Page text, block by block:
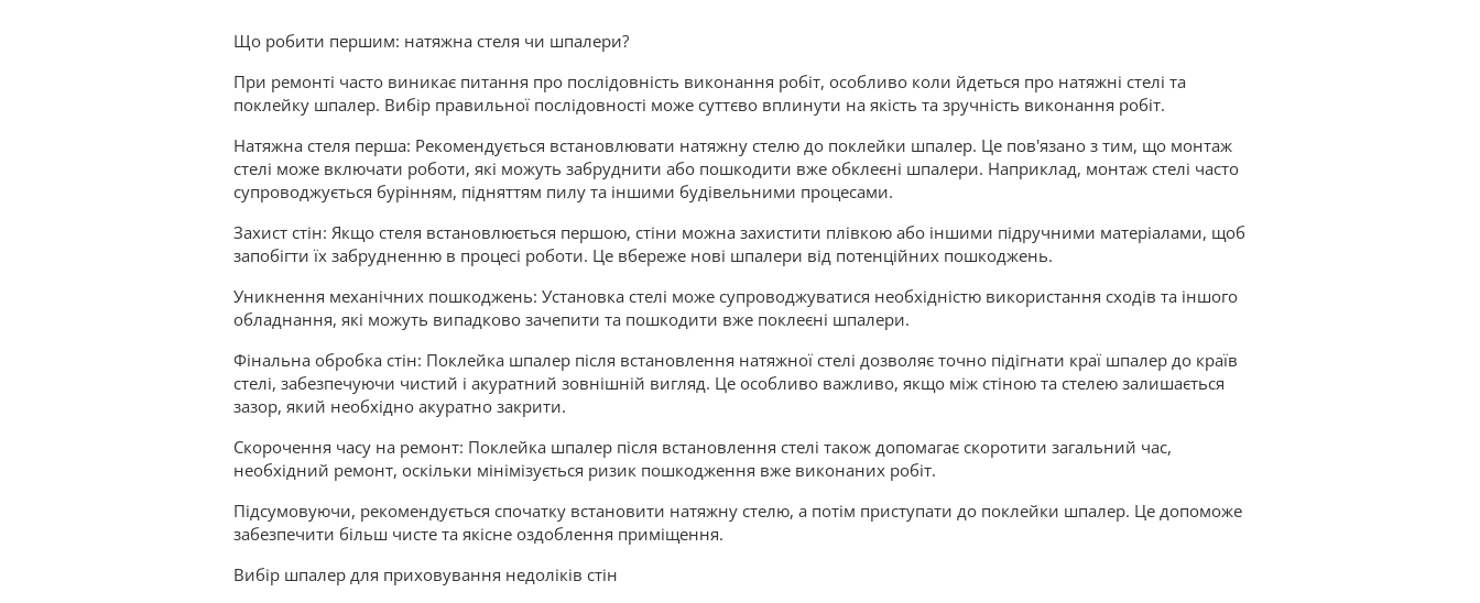
Що робити першим: натяжна стеля чи шпалери?
При ремонті часто виникає питання про послідовність виконання робіт, особливо коли йдеться про натяжні стелі та
поклейку шпалер. Вибір правильної послідовності може суттєво вплинути на якість та зручність виконання робіт.
Натяжна стеля перша: Рекомендується встановлювати натяжну стелю до поклейки шпалер. Це пов'язано з тим, що монтаж
стелі може включати роботи, які можуть забруднити або пошкодити вже обклеєні шпалери. Наприклад, монтаж стелі часто
супроводжується бурінням, підняттям пилу та іншими будівельними процесами.
Захист стін: Якщо стеля встановлюється першою, стіни можна захистити плівкою або іншими підручними матеріалами, щоб
запобігти їх забрудненню в процесі роботи. Це вбереже нові шпалери від потенційних пошкоджень.
Уникнення механічних пошкоджень: Установка стелі може супроводжуватися необхідністю використання сходів та іншого
обладнання, які можуть випадково зачепити та пошкодити вже поклеєні шпалери.
Фінальна обробка стін: Поклейка шпалер після встановлення натяжної стелі дозволяє точно підігнати краї шпалер до країв
стелі, забезпечуючи чистий і акуратний зовнішній вигляд. Це особливо важливо, якщо між стіною та стелею залишається
зазор, який необхідно акуратно закрити.
Скорочення часу на ремонт: Поклейка шпалер після встановлення стелі також допомагає скоротити загальний час,
необхідний ремонт, оскільки мінімізується ризик пошкодження вже виконаних робіт.
Підсумовуючи, рекомендується спочатку встановити натяжну стелю, а потім приступати до поклейки шпалер. Це допоможе
забезпечити більш чисте та якісне оздоблення приміщення.
Вибір шпалер для приховування недоліків стін